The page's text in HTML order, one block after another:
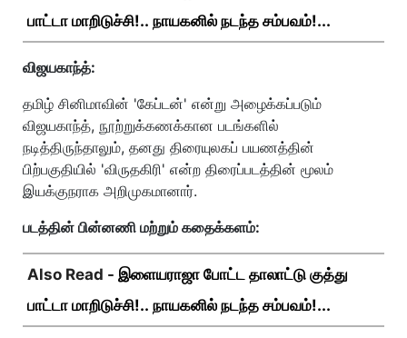
பாட்டா மாறிடுச்சி!.. நாயகனில் நடந்த சம்பவம்!...
விஜயகாந்த்:
தமிழ் சினிமாவின் 'கேப்டன்' என்று அழைக்கப்படும்
விஜயகாந்த், நூற்றுக்கணக்கான படங்களில்
நடித்திருந்தாலும், தனது திரையுலகப் பயணத்தின்
பிற்பகுதியில் 'விருதகிரி' என்ற திரைப்படத்தின் மூலம்
இயக்குநராக அறிமுகமானார்.
படத்தின் பின்னணி மற்றும் கதைக்களம்:
Also Read - இளையராஜா போட்ட தாலாட்டு குத்து
பாட்டா மாறிடுச்சி!.. நாயகனில் நடந்த சம்பவம்!...